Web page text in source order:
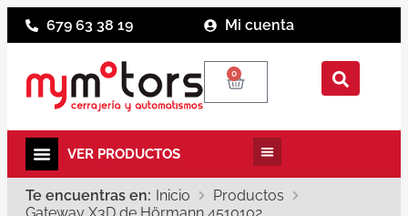
679 63 38 19 Mi cuenta
0
Te encuentras en: Inicio
Productos
Gateway X3D de Hörmann 4510102